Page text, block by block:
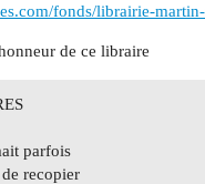
fonds/librairie-
de ce libraire
parfois
recopier